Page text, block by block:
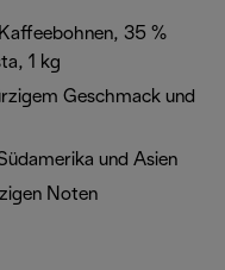
35 %
1 kg
Geschmack und
und Asien
Noten